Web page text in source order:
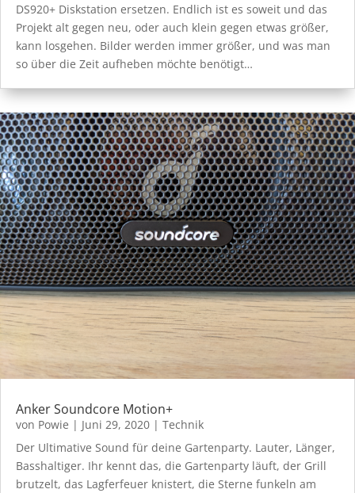
DS920+ Diskstation ersetzen. Endlich ist es soweit und das
Projekt alt gegen neu, oder auch klein gegen etwas größer,
kann losgehen. Bilder werden immer größer, und was man
so über die Zeit aufheben möchte benötigt…
Anker Soundcore Motion+
von Powie | Juni 29, 2020 | Technik
Der Ultimative Sound für deine Gartenparty. Lauter, Länger,
Basshaltiger. Ihr kennt das, die Gartenparty läuft, der Grill
brutzelt, das Lagferfeuer knistert, die Sterne funkeln am